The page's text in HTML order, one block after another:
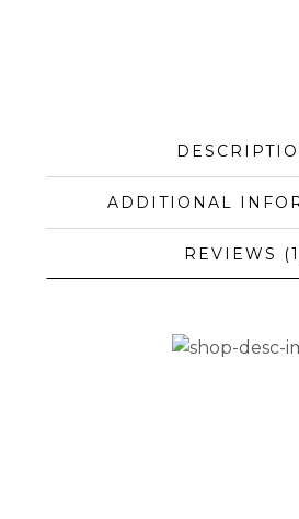
ADDITIONAL
REVIEWS